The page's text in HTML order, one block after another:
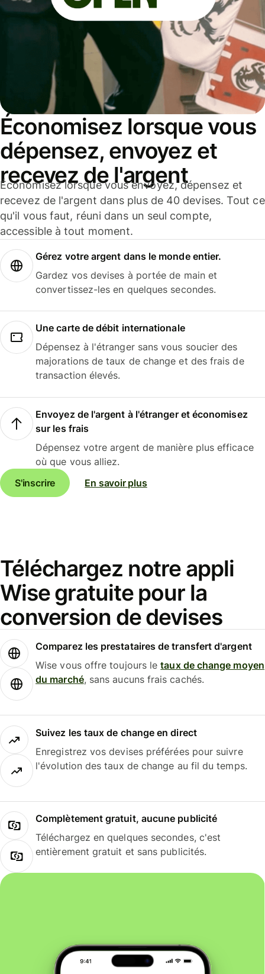
Économisez lorsque vous
dépensez, envoyez et
recevez de l'argent
Économisez lorsque vous envoyez, dépensez et
recevez de l'argent dans plus de 40 devises. Tout ce
qu'il vous faut, réuni dans un seul compte,
accessible à tout moment.
Gérez votre argent dans le monde entier.
Gardez vos devises à portée de main et
convertissez-les en quelques secondes.
Une carte de débit internationale
Dépensez à l'étranger sans vous soucier des
majorations de taux de change et des frais de
transaction élevés.
Envoyez de l'argent à l'étranger et économisez
sur les frais
Dépensez votre argent de manière plus efficace
où que vous alliez.
S'inscrire
En savoir plus
Téléchargez notre appli
Wise gratuite pour la
conversion de devises
Comparez les prestataires de transfert d'argent
Wise vous offre toujours letaux de change moyen
du marché, sans aucuns frais cachés.
Suivez les taux de change en direct
Enregistrez vos devises préférées pour suivre
l'évolution des taux de change au fil du temps.
Complètement gratuit, aucune publicité
Téléchargez en quelques secondes, c'est
entièrement gratuit et sans publicités.